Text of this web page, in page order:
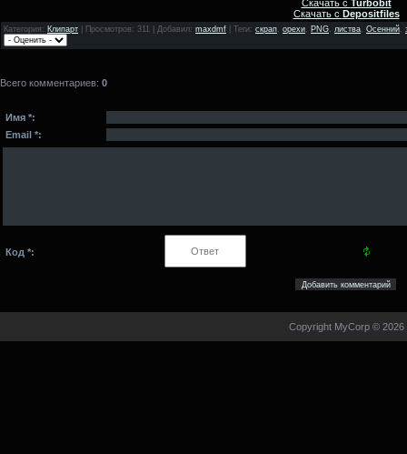
Скачать с Turbobit
Скачать с Depositfiles
Категория : Клипарт Просмотров: 311 | Добавил: maxdmf Теги: скрап орехи PNG листва Осенний
Всего комментариев: 0
Имя *:
Email *:
Код *:
Copyright MyCorp © 2026